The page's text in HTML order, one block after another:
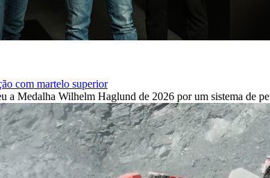
com martelo superior
a Medalha Wilhelm Haglund de 2026 por um sistema de